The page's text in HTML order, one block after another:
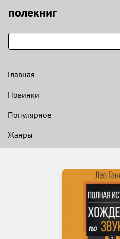
полекниг
Главная
Новинки
Популярное
Жанры